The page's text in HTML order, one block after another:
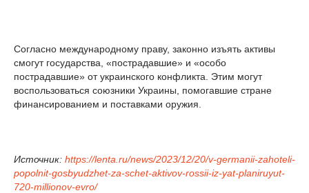
Согласно международному праву, законно изъять активы
смогут государства, «пострадавшие» и «особо
пострадавшие» от украинского конфликта. Этим могут
воспользоваться союзники Украины, помогавшие стране
финансированием и поставками оружия.
Источник: https://lenta.ru/news/2023/12/20/v-germanii-zahoteli-
popolnit-gosbyudzhet-za-schet-aktivov-rossii-iz-yat-planiruyut-
720-millionov-evro/